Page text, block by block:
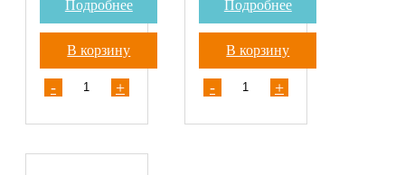
Подробнее
В корзину
- +
Подробнее
В корзину
- +